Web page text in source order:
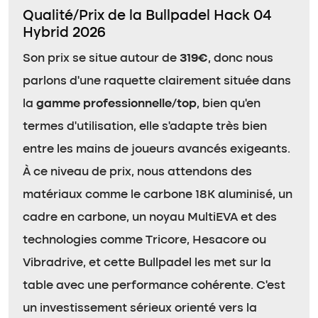
Qualité/Prix de la Bullpadel Hack 04
Hybrid 2026
Son prix se situe autour de 319€, donc nous
parlons d’une raquette clairement située dans
la gamme professionnelle/top, bien qu’en
termes d’utilisation, elle s’adapte très bien
entre les mains de joueurs avancés exigeants.
À ce niveau de prix, nous attendons des
matériaux comme le carbone 18K aluminisé, un
cadre en carbone, un noyau MultiEVA et des
technologies comme Tricore, Hesacore ou
Vibradrive, et cette Bullpadel les met sur la
table avec une performance cohérente. C’est
un investissement sérieux orienté vers la